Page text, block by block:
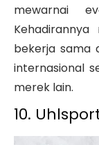
mewarnai
Kehadirannya
bekerja sama
internasional
merek lain.
10.